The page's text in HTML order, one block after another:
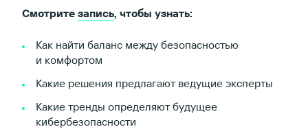
Смотрите запись, чтобы узнать:
Как найти баланс между безопасностью
и комфортом
Какие решения предлагают ведущие эксперты
Какие тренды определяют будущее
кибербезопасности